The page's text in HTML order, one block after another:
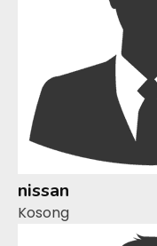
nissan
Kosong